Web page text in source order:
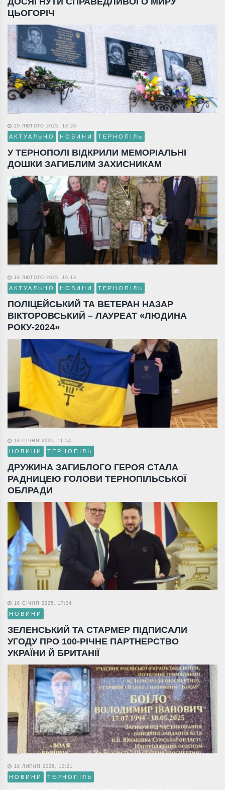
ЦЬОГОРІЧ
20 ЛЮТОГО 2025, 18:26
АКТУАЛЬНО НОВИНИ ТЕРНОПІЛЬ
У ТЕРНОПОЛІ ВІДКРИЛИ МЕМОРІАЛЬНІ
ДОШКИ ЗАГИБЛИМ ЗАХИСНИКАМ
18 ЛЮТОГО 2025, 16:13
АКТУАЛЬНО НОВИНИ ТЕРНОПІЛЬ
ПОЛІЦЕЙСЬКИЙ ТА ВЕТЕРАН НАЗАР
ВІКТОРОВСЬКИЙ – ЛАУРЕАТ «ЛЮДИНА
РОКУ-2024»
18 СІЧНЯ 2025, 11:54
НОВИНИ ТЕРНОПІЛЬ
ДРУЖИНА ЗАГИБЛОГО ГЕРОЯ СТАЛА
РАДНИЦЕЮ ГОЛОВИ ТЕРНОПІЛЬСЬКОЇ
ОБЛРАДИ
16 СІЧНЯ 2025, 17:04
НОВИНИ
ЗЕЛЕНСЬКИЙ ТА СТАРМЕР ПІДПИСАЛИ
УГОДУ ПРО 100-РІЧНЕ ПАРТНЕРСТВО
УКРАЇНИ Й БРИТАНІЇ
18 ЛИПНЯ 2026, 10:21
НОВИНИ ТЕРНОПІЛЬ